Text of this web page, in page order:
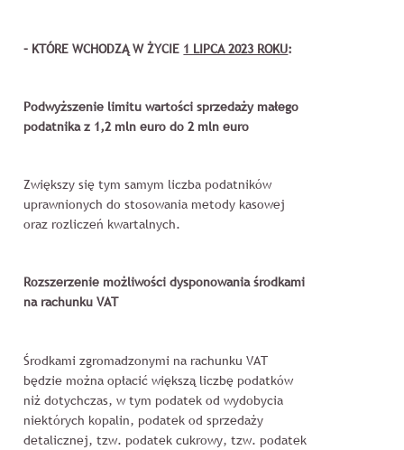
– KTÓRE WCHODZĄ W ŻYCIE 1 LIPCA 2023 ROKU:
Podwyższenie limitu wartości sprzedaży małego
podatnika z 1,2 mln euro do 2 mln euro
Zwiększy się tym samym liczba podatników
uprawnionych do stosowania metody kasowej
oraz rozliczeń kwartalnych.
Rozszerzenie możliwości dysponowania środkami
na rachunku VAT
Środkami zgromadzonymi na rachunku VAT
będzie można opłacić większą liczbę podatków
niż dotychczas, w tym podatek od wydobycia
niektórych kopalin, podatek od sprzedaży
detalicznej, tzw. podatek cukrowy, tzw. podatek